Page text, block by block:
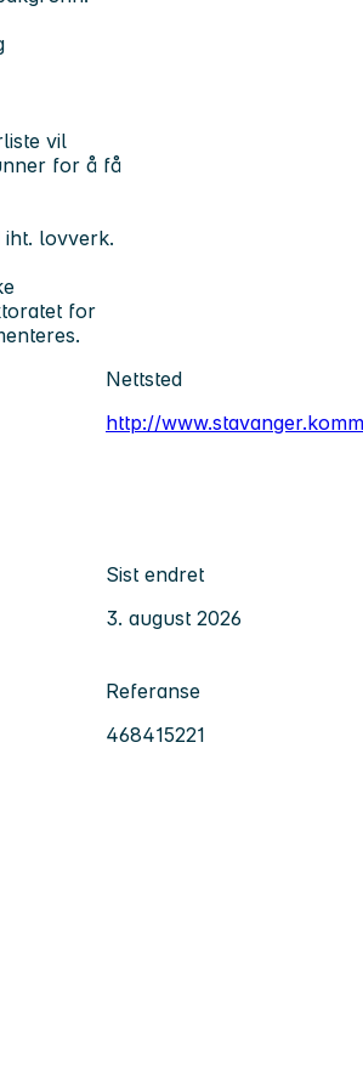
vil
for å få
lovverk.
for
Nettsted
http://
Sist endret
3. august 2026
Referanse
468415221